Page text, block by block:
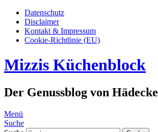
Datenschutz
Disclaimer
Kontakt & Impressum
Cookie-Richtlinie (EU)
Mizzis Küchenblock
Der Genussblog von Hädecke
Menü
Suche